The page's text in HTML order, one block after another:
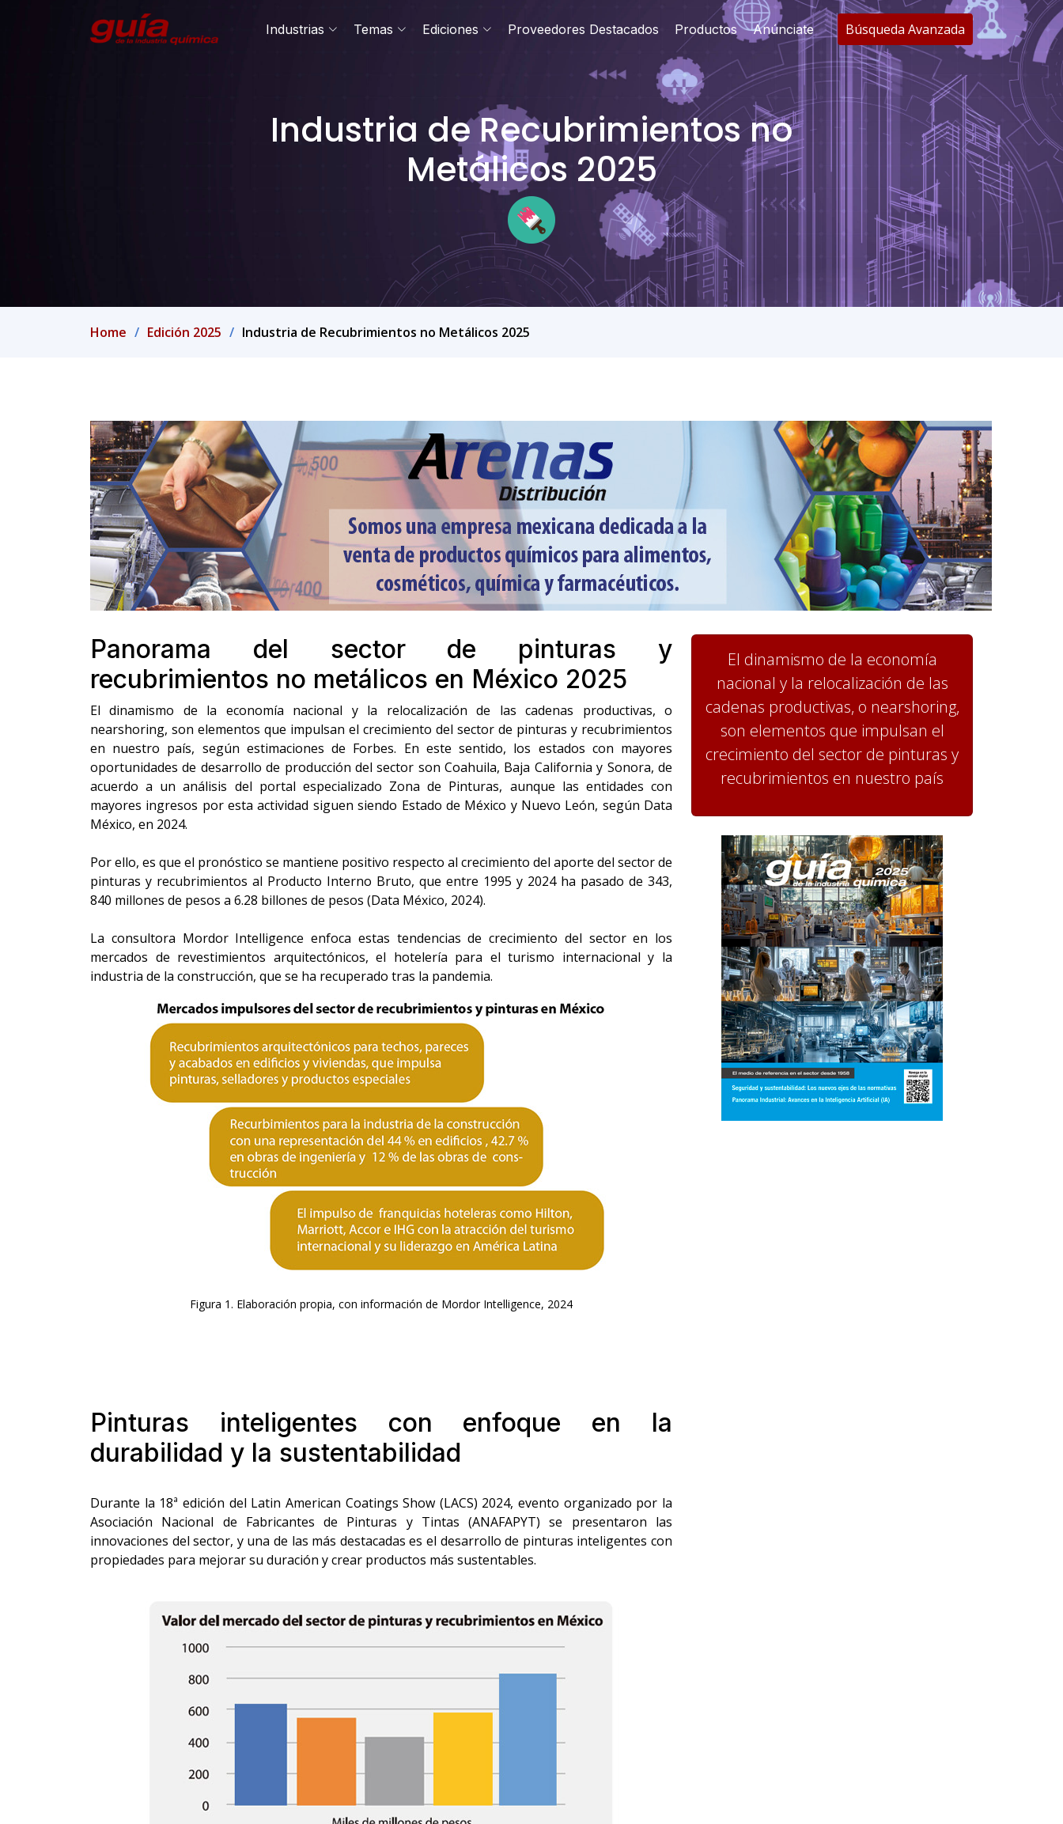
Industrias Temas Ediciones Proveedores Destacados Productos Anúnciate Búsqueda Avanzada
Industria de Recubrimientos no
Metálicos 2025
Home Edición 2025 Industria de Recubrimientos no Metálicos 2025
Panorama del sector de pinturas y
recubrimientos no metálicos en México 2025
El dinamismo de la economía nacional y la relocalización de las cadenas productivas, o
nearshoring, son elementos que impulsan el crecimiento del sector de pinturas y recubrimientos
en nuestro país, según estimaciones de Forbes. En este sentido, los estados con mayores
oportunidades de desarrollo de producción del sector son Coahuila, Baja California y Sonora, de
acuerdo a un análisis del portal especializado Zona de Pinturas, aunque las entidades con
mayores ingresos por esta actividad siguen siendo Estado de México y Nuevo León, según Data
México, en 2024.
Por ello, es que el pronóstico se mantiene positivo respecto al crecimiento del aporte del sector de
pinturas y recubrimientos al Producto Interno Bruto, que entre 1995 y 2024 ha pasado de 343,
840 millones de pesos a 6.28 billones de pesos (Data México, 2024).
La consultora Mordor Intelligence enfoca estas tendencias de crecimiento del sector en los
mercados de revestimientos arquitectónicos, el hotelería para el turismo internacional y la
industria de la construcción, que se ha recuperado tras la pandemia.
Figura 1. Elaboración propia, con información de Mordor Intelligence, 2024
Pinturas inteligentes con enfoque en la
durabilidad y la sustentabilidad
Durante la 18ª edición del Latin American Coatings Show (LACS) 2024, evento organizado por la
Asociación Nacional de Fabricantes de Pinturas y Tintas (ANAFAPYT) se presentaron las
innovaciones del sector, y una de las más destacadas es el desarrollo de pinturas inteligentes con
propiedades para mejorar su duración y crear productos más sustentables.
El dinamismo de la economía
nacional y la relocalización de las
cadenas productivas, o nearshoring,
son elementos que impulsan el
crecimiento del sector de pinturas y
recubrimientos en nuestro país